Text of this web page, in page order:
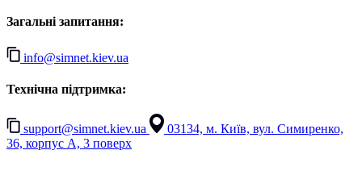
Загальні запитання:
info@simnet.kiev.ua
Технічна підтримка:
support@simnet.kiev.ua
03134, м. Київ, вул. Симиренко,
36, корпус А, 3 поверх